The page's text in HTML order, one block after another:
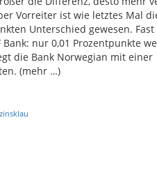
Vorreiter ist wie letztes Mal
Unterschied gewesen. Fast
nur 0,01 Prozentpunkte
die Bank Norwegian mit einer
(mehr …)
zinsklau